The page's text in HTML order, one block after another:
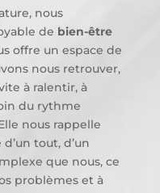
nous
de bien-être
offre un espace de
nous retrouver,
à ralentir, à
du rythme
nous rappelle
tout, d’un
que nous, ce
problèmes et à